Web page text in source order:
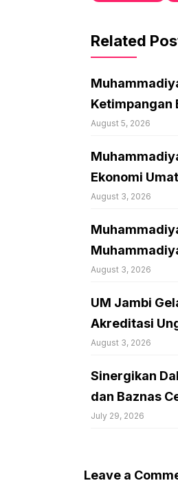
Related
Ketimpangan
August 5, 2026
Ekonomi Umat
August 3, 2026
August 3, 2026
UM Jambi
Akreditasi
August 3, 2026
Sinergikan
dan Baznas
July 29, 2026
Leave a